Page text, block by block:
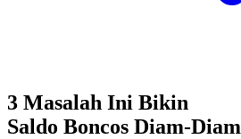
3 Masalah Ini Bikin
Saldo Boncos Diam-Diam